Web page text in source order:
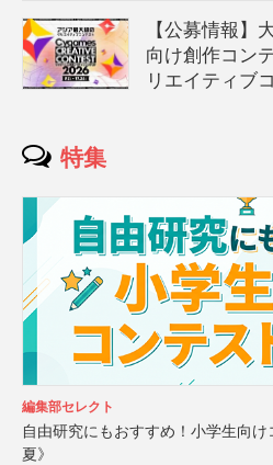
【公募情報】
向け創作コン
リエイティブ
特集
編集部セレクト
自由研究にもおすすめ！小学生向
夏》